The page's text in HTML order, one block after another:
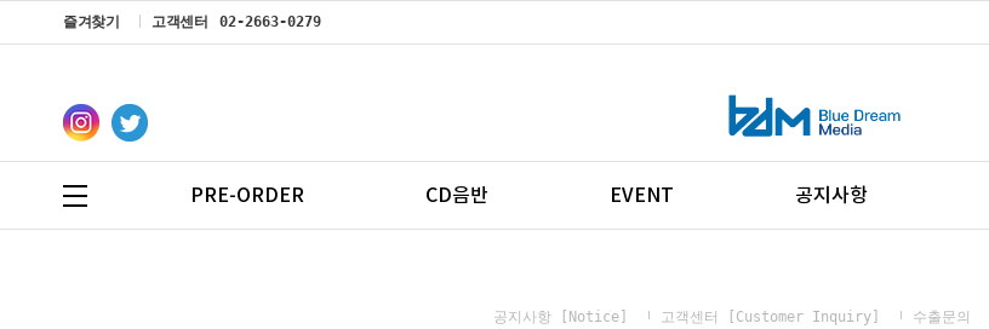
즐겨찾기 고객센터 02-2663-0279
PRE-ORDER CD음반 EVENT 공지사항
공지사항 [Notice] 고객센터 [Customer Inquiry] 수출문의